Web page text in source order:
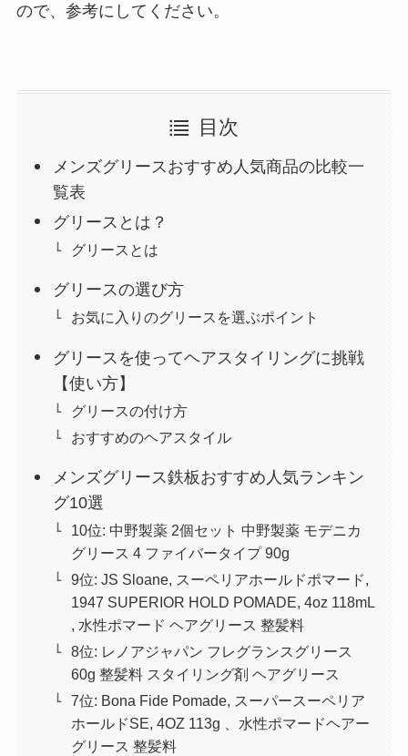
ので、参考にしてください。
目次
メンズグリースおすすめ人気商品の比較一
覧表
グリースとは？
グリースとは
グリースの選び方
お気に入りのグリースを選ぶポイント
グリースを使ってヘアスタイリングに挑戦
【使い方】
グリースの付け方
おすすめのヘアスタイル
メンズグリース鉄板おすすめ人気ランキン
グ10選
10位: 中野製薬 2個セット 中野製薬 モデニカ
グリース 4 ファイバータイプ 90g
9位: JS Sloane, スーペリアホールドポマード,
1947 SUPERIOR HOLD POMADE, 4oz 118mL
, 水性ポマード ヘアグリース 整髪料
8位: レノアジャパン フレグランスグリース
60g 整髪料 スタイリング剤 ヘアグリース
7位: Bona Fide Pomade, スーパースーペリア
ホールドSE, 4OZ 113g 、水性ポマードヘアー
グリース 整髪料